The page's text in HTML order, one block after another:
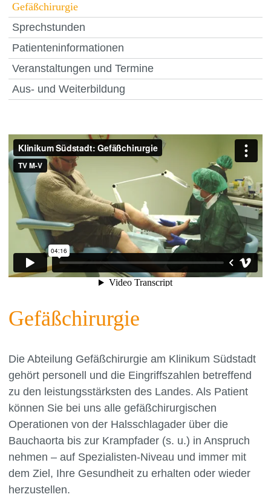
Gefäßchirurgie
Sprechstunden
Patienteninformationen
Veranstaltungen und Termine
Aus- und Weiterbildung
Gefäßchirurgie
Die Abteilung Gefäßchirurgie am Klinikum Südstadt
gehört personell und die Eingriffszahlen betreffend
zu den leistungsstärksten des Landes. Als Patient
können Sie bei uns alle gefäßchirurgischen
Operationen von der Halsschlagader über die
Bauchaorta bis zur Krampfader (s. u.) in Anspruch
nehmen – auf Spezialisten-Niveau und immer mit
dem Ziel, Ihre Gesundheit zu erhalten oder wieder
herzustellen.